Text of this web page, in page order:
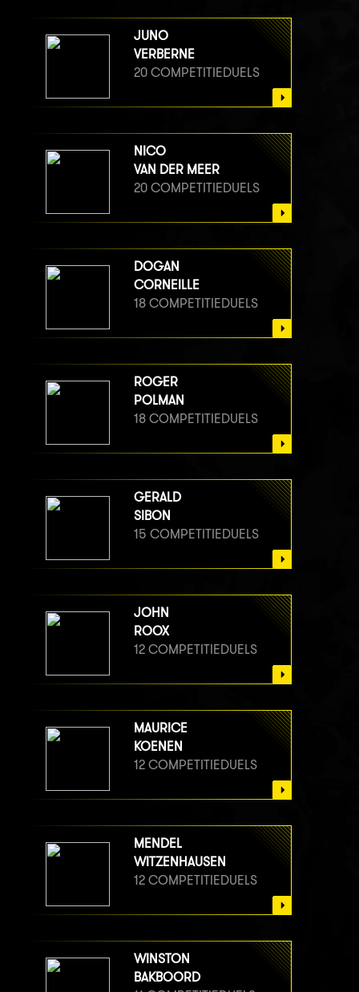
JUNO
VERBERNE
20 COMPETITIEDUELS
NICO
VAN DER MEER
20 COMPETITIEDUELS
DOGAN
CORNEILLE
18 COMPETITIEDUELS
ROGER
POLMAN
18 COMPETITIEDUELS
GERALD
SIBON
15 COMPETITIEDUELS
JOHN
ROOX
12 COMPETITIEDUELS
MAURICE
KOENEN
12 COMPETITIEDUELS
MENDEL
WITZENHAUSEN
12 COMPETITIEDUELS
WINSTON
BAKBOORD